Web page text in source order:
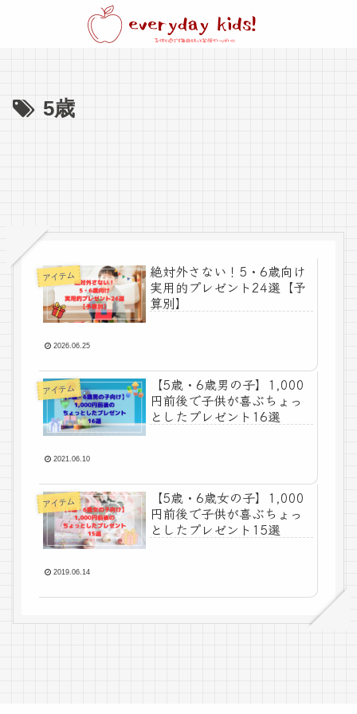
5歳
アイテム
絶対外さない！5・6歳向け
実用的プレゼント24選【予
算別】
2026.06.25
アイテム
【5歳・6歳男の子】1,000
円前後で子供が喜ぶちょっ
としたプレゼント16選
2021.06.10
アイテム
【5歳・6歳女の子】1,000
円前後で子供が喜ぶちょっ
としたプレゼント15選
2019.06.14